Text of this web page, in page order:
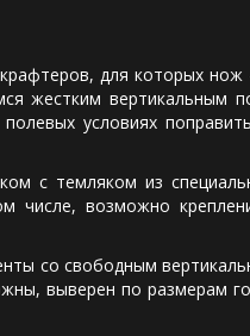
для которых нож -
жестким вертикальным
условиях
из
числе, возможно
со свободным
выверен по размерам